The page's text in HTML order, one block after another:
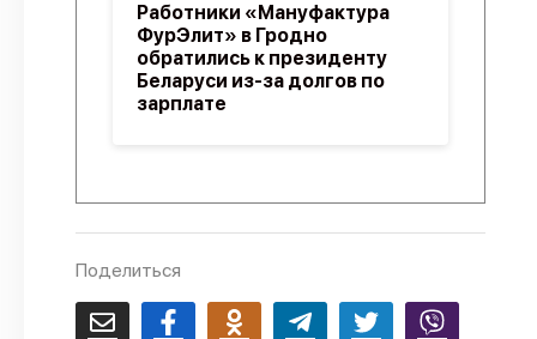
Работники «Мануфактура
ФурЭлит» в Гродно
обратились к президенту
Беларуси из-за долгов по
зарплате
Поделиться